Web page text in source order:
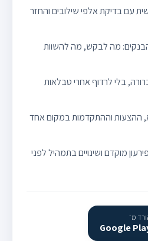
עם בדיקת אלפי שילובים והחזר
הבנקים: מה לבקש, מה להשוות
בלי לרדוף אחרי טבלאות
ההצעות וההתקדמות במקום אחד
מוקדם ושינויים בתמהיל לפני
מ־
Google